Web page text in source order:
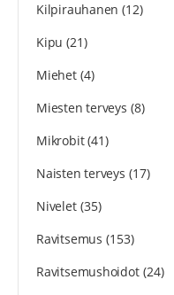
Kilpirauhanen (12)
Kipu (21)
Miehet(4)
Miesten terveys (8)
Mikrobit(41)
Naisten terveys (17)
Nivelet(35)
Ravitsemus (153)
Ravitsemushoidot(24)